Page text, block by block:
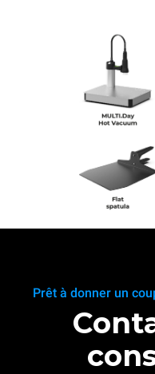
Prêt à donner un